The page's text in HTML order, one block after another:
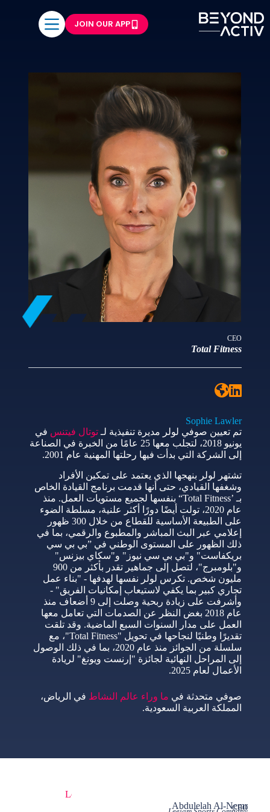
JOIN OUR APP
CEO
Total Fitness
Sophie Lawler
تم تعيين صوفي لولر مديرة تنفيذية لـ توتال فيتنس في
يونيو 2018، لتجلب معها 25 عامًا من الخبرة في الصناعة
إلى الشركة التي بدأت فيها رحلتها المهنية عام 2001.
تشتهر لولر بنهجها الذي يعتمد على تمكين الأفراد
وشغفها القيادي، حتى أنها قدمت برنامج القيادة الخاص
بـ ’Total Fitness“ بنفسها لجميع مستويات العمل. منذ
عام 2020، تولت أيضًا دورًا أكثر علنية، مسلطة الضوء
على الطبيعة الأساسية للقطاع من خلال 300 ظهور
إعلامي عبر البث المباشر والمطبوع والرقمي، بما في
ذلك الظهور على المستوى الوطني في ”بي بي سي
بريكفاست" و"بي بي سي نيوز" و"سكاي بيزنس"
و"بلومبرج"، لتصل إلى جماهير تقدر بأكثر من 900
مليون شخص. تكرس لولر نفسها لهدفها - "بناء عمل
تجاري كبير بما يكفي لاستيعاب إمكانيات الفريق" -
وأشرفت على زيادة ربحية وصلت إلى 9 أضعاف منذ
عام 2018 بغض النظر عن الصدمات التي تعامل معها
العمل على مدار السنوات السبع الماضية. وقد تلقت
تقديرًا وطنيًا لنجاحها في تحويل "Total Fitness"، مع
سلسلة من الجوائز منذ عام 2020، بما في ذلك الوصول
إلى المراحل النهائية لجائزة "إرنست ويونغ" لريادة
الأعمال لعام 2025.
صوفي متحدثة في ما وراء عالم النشاط في الرياض،
المملكة العربية السعودية.
Abdulelah Al-Nemr
CEO